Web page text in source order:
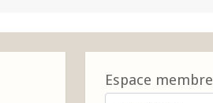
Espace membre